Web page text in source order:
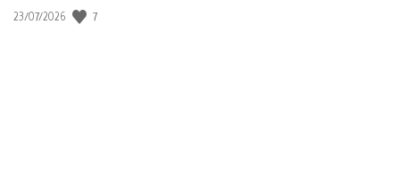
Fecha
23/07/2026 7